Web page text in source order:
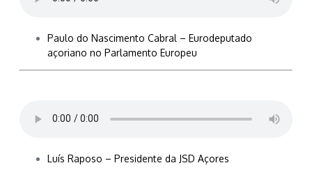
Paulo do Nascimento Cabral – Eurodeputado
açoriano no Parlamento Europeu
Luís Raposo – Presidente da JSD Açores